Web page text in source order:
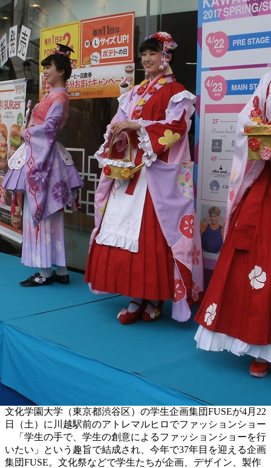
文化学園大学（東京都渋谷区）の学生企画集団FUSEが4月22
日（土）に川越駅前のアトレマルヒロでファッションショー
「学生の手で、学生の創意によるファッションショーを行
いたい」という趣旨で結成され、今年で37年目を迎える企画
集団FUSE。文化祭などで学生たちが企画、デザイン、製作